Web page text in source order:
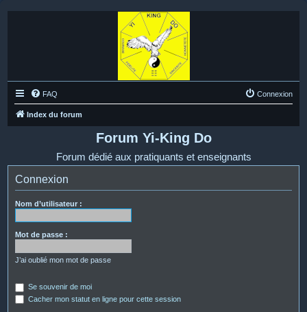
FAQ Connexion
Index du forum
Forum Yi-King Do
Forum dédié aux pratiquants et enseignants
Connexion
Nom d’utilisateur :
Mot de passe :
J’ai oublié mon mot de passe
Se souvenir de moi
Cacher mon statut en ligne pour cette session